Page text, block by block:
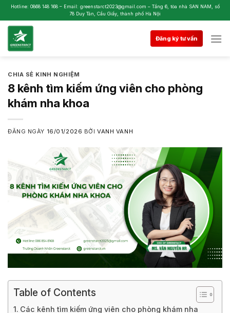
Skip
to
content
Hotline: 0868 148 168 – Email: greenstarct2023@gmail.com – Tầng 6, tòa nhà SAN NAM, số
78 Duy Tân, Cầu Giấy, thành phố Hà Nội
Đăng ký tư vấn
CHIA SẺ KINH NGHIỆM
8 kênh tìm kiếm ứng viên cho phòng
khám nha khoa
ĐĂNG NGÀY 16/01/2026 BỞIVANH VANH
Table of Contents
Các kênh tìm kiếm ứng viên cho phòng khám nha